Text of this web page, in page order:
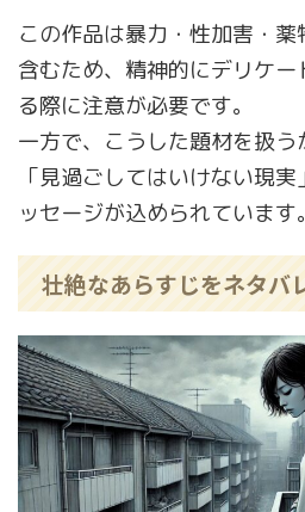
この作品は暴力・性加害・
含むため、精神的にデリケ
る際に注意が必要です。
一方で、こうした題材を扱
「見過ごしてはいけない現
ッセージが込められています。
壮絶なあらすじをネタバ